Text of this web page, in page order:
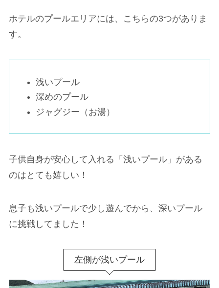
ホテルのプールエリアには、こちらの3つがありま
す。
浅いプール
深めのプール
ジャグジー（お湯）
子供自身が安心して入れる「浅いプール」がある
のはとても嬉しい！
息子も浅いプールで少し遊んでから、深いプール
に挑戦してました！
左側が浅いプール